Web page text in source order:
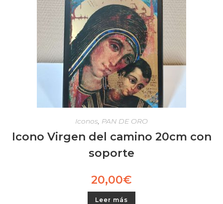
Iconos, PAN DE ORO
Icono Virgen del camino 20cm con
soporte
20,00€
Leer más